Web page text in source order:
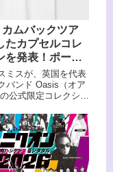
ムバックツア
たカプセルコレ
を発表！ポー
スが手がけるト
キャップ、バッ
ミスが、英国を代表
バンド Oasis（オア
公式限定コレクショ